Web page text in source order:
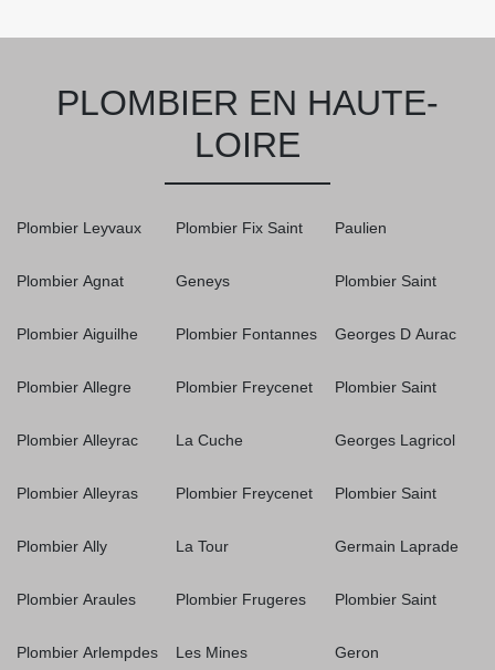
PLOMBIER EN HAUTE-
LOIRE
Plombier Leyvaux
Plombier Agnat
Plombier Aiguilhe
Plombier Allegre
Plombier Alleyrac
Plombier Alleyras
Plombier Ally
Plombier Araules
Plombier Arlempdes
Plombier Fix Saint
Geneys
Plombier Fontannes
Plombier Freycenet
La Cuche
Plombier Freycenet
La Tour
Plombier Frugeres
Les Mines
Paulien
Plombier Saint
Georges D Aurac
Plombier Saint
Georges Lagricol
Plombier Saint
Germain Laprade
Plombier Saint
Geron